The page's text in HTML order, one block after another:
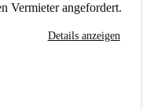
Vermieter angefordert.
Details anzeigen